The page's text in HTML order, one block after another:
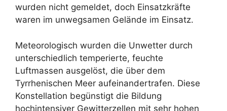
wurden nicht gemeldet, doch Einsatzkräfte
waren im unwegsamen Gelände im Einsatz.
Meteorologisch wurden die Unwetter durch
unterschiedlich temperierte, feuchte
Luftmassen ausgelöst, die über dem
Tyrrhenischen Meer aufeinandertrafen. Diese
Konstellation begünstigt die Bildung
hochintensiver Gewitterzellen mit sehr hohen